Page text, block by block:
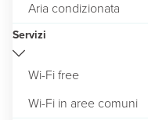
Aria condizionata
Servizi
Wi-Fi free
Wi-Fi in aree comuni